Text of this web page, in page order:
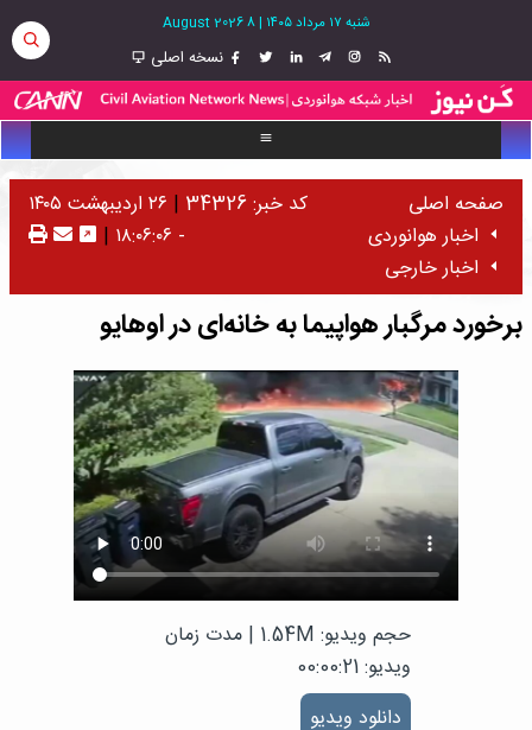
شنبه ۱۷ مرداد ۱۴۰۵ |
8 August 2026
نسخه اصلی
صفحه اصلی
اخبار هوانوردی
اخبار خارجی
کد خبر: 34326 |
۲۶ اردیبهشت ۱۴۰۵
- ۱۸:۰۶:۰۶
|
برخورد مرگبار هواپیما به خانه‌ای در اوهایو
حجم ویدیو: 1.54M |مدت زمان
ویدیو: 00:00:21
دانلود ویدیو